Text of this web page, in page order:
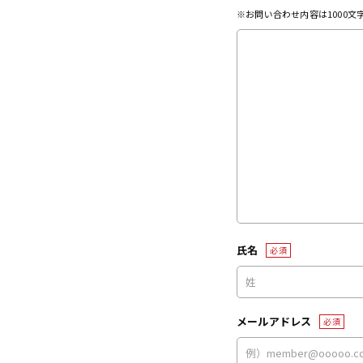
※お問い合わせ内容は1000文
氏名 必須
メールアドレス 必須